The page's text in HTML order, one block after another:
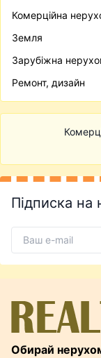
Комерційна
Земля
Зарубіжна
Ремонт, дизайн
Підписка на
Обирай